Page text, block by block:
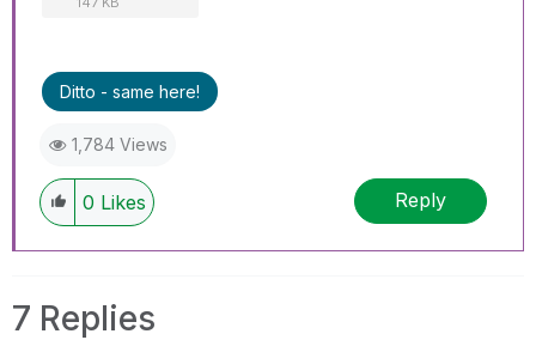
Ditto - same here!
1,784 Views
0 Likes Reply
7 Replies